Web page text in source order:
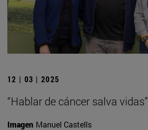
12 | 03 | 2025
“Hablar de cáncer salva vidas”
Imagen Manuel Castells